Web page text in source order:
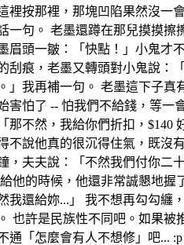
裡按那裡，那塊凹陷果然沒一
一句。 老墨還蹲在那兒摸摸
眉頭一皺：「快點！」小鬼才
刮痕，老墨又轉頭對小鬼說：
」我再補一句。 老墨這下子
害怕了 -- 怕我們不給錢，等一
那不然，我給你們折扣，$140
不說他真的很沉得住氣，既沒
，夫夫說：「不然我們付你二
他的時候，他還非常誠懇地
我還給妳...」 我不想再勾勾纏
也許是民族性不同吧。如果
通「怎麼會有人不想修」吧... :p